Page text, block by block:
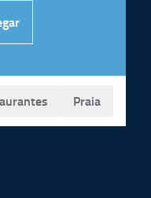
Praia